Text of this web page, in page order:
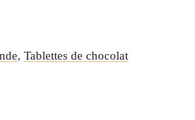
, Tablettes de chocolat